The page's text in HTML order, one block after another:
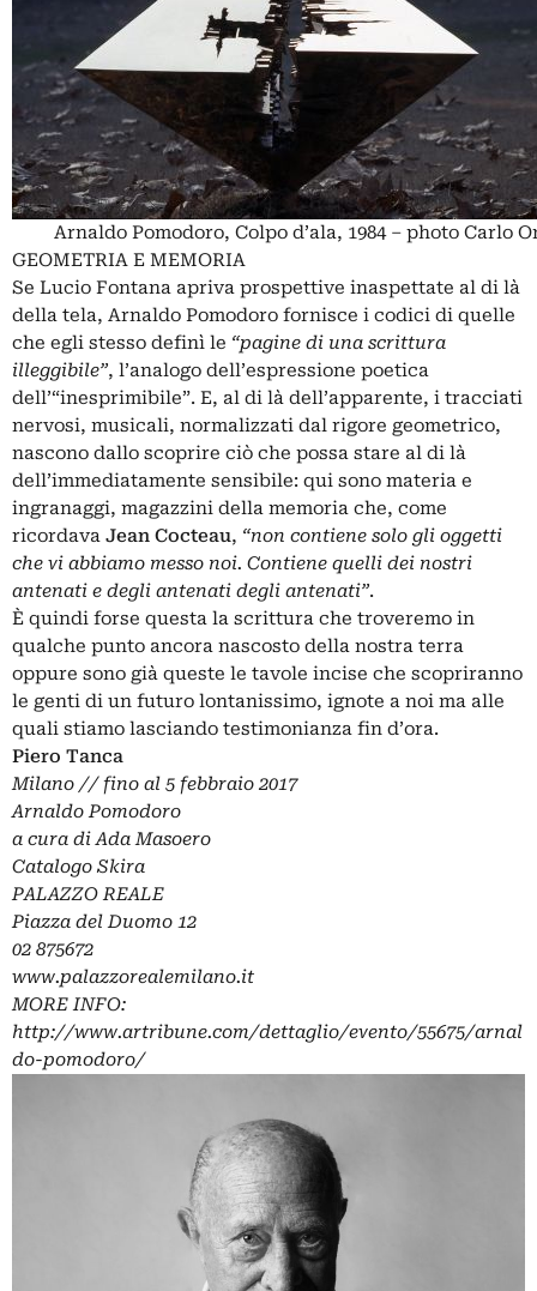
Arnaldo Pomodoro, Colpo d’ala, 1984 – photo Carlo
GEOMETRIA E MEMORIA
Se Lucio Fontana apriva prospettive inaspettate al di là
della tela, Arnaldo Pomodoro fornisce i codici di quelle
che egli stesso definì le “pagine di una scrittura
illeggibile”, l’analogo dell’espressione poetica
dell’“inesprimibile”. E, al di là dell’apparente, i tracciati
nervosi, musicali, normalizzati dal rigore geometrico,
nascono dallo scoprire ciò che possa stare al di là
dell’immediatamente sensibile: qui sono materia e
ingranaggi, magazzini della memoria che, come
ricordava Jean Cocteau, “non contiene solo gli oggetti
che vi abbiamo messo noi. Contiene quelli dei nostri
antenati e degli antenati degli antenati”.
È quindi forse questa la scrittura che troveremo in
qualche punto ancora nascosto della nostra terra
oppure sono già queste le tavole incise che scopriranno
le genti di un futuro lontanissimo, ignote a noi ma alle
quali stiamo lasciando testimonianza fin d’ora.
Piero Tanca
Milano // fino al 5 febbraio 2017
Arnaldo Pomodoro
a cura di Ada Masoero
Catalogo Skira
PALAZZO REALE
Piazza del Duomo 12
02 875672
www.palazzorealemilano.it
MORE INFO:
http://www.artribune.com/dettaglio/evento/55675/arnal
do-pomodoro/